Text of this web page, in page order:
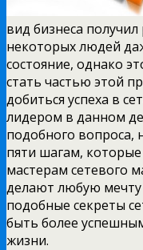
вид бизнеса
некоторых людей
состояние, однако
стать частью этой
добиться успеха в
лидером в данном
подобного вопроса,
пяти шагам,
мастерам сетевого
делают любую мечту
подобные секреты
быть более
жизни.